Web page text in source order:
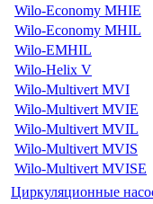
Wilo-Economy MHIE
Wilo-Economy MHIL
Wilo-EMHIL
Wilo-Helix V
Wilo-Multivert MVI
Wilo-Multivert MVIE
Wilo-Multivert MVIL
Wilo-Multivert MVIS
Wilo-Multivert MVISE
Циркуляционные